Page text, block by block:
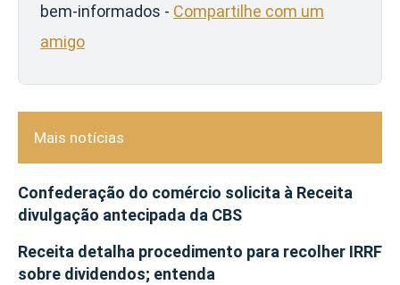
bem-informados - Compartilhe com um
amigo
Mais notícias
Confederação do comércio solicita à Receita
divulgação antecipada da CBS
Receita detalha procedimento para recolher IRRF
sobre dividendos; entenda